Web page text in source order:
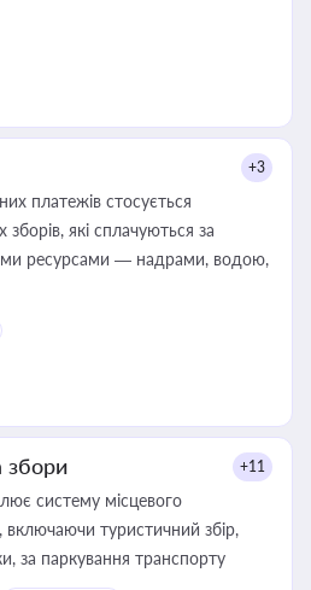
+3
платежів стосується
які сплачуються за
ресурсами — надрами, водою,
збори +11
систему місцевого
включаючи туристичний збір,
плату за земельні ділянки, за паркування транспорту